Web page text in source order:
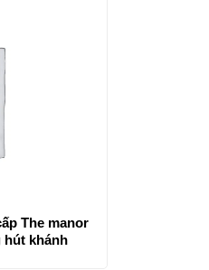
The manor
hút khánh